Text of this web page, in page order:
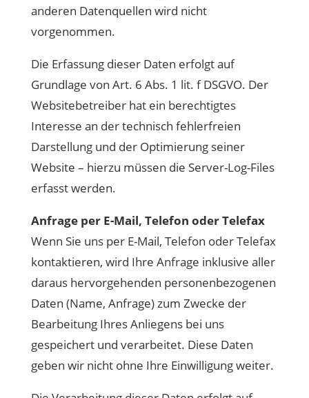
anderen Datenquellen wird nicht
vorgenommen.
Die Erfassung dieser Daten erfolgt auf
Grundlage von Art. 6 Abs. 1 lit. f DSGVO. Der
Websitebetreiber hat ein berechtigtes
Interesse an der technisch fehlerfreien
Darstellung und der Optimierung seiner
Website – hierzu müssen die Server-Log-Files
erfasst werden.
Anfrage per E-Mail, Telefon oder Telefax
Wenn Sie uns per E-Mail, Telefon oder Telefax
kontaktieren, wird Ihre Anfrage inklusive aller
daraus hervorgehenden personenbezogenen
Daten (Name, Anfrage) zum Zwecke der
Bearbeitung Ihres Anliegens bei uns
gespeichert und verarbeitet. Diese Daten
geben wir nicht ohne Ihre Einwilligung weiter.